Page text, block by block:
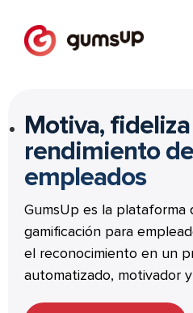
Motiva,
rendimiento
empleados
GumsUp es la plataforma
gamificación para
el reconocimiento en un
automatizado, motivador